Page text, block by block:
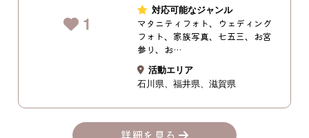
1
対応可能なジャンル
マタニティフォト、ウェディング
フォト、家族写真、七五三、お宮
参り、お…
活動エリア
石川県
福井県 滋賀県